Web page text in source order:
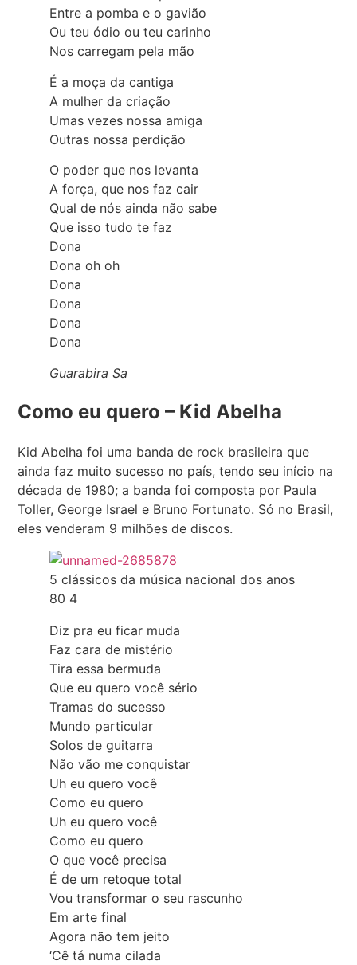
Entre a pomba e o gavião
Ou teu ódio ou teu carinho
Nos carregam pela mão
É a moça da cantiga
A mulher da criação
Umas vezes nossa amiga
Outras nossa perdição
O poder que nos levanta
A força, que nos faz cair
Qual de nós ainda não sabe
Que isso tudo te faz
Dona
Dona oh oh
Dona
Dona
Dona
Dona
Guarabira Sa
Como eu quero – Kid Abelha
Kid Abelha foi uma banda de rock brasileira que
ainda faz muito sucesso no país, tendo seu início na
década de 1980; a banda foi composta por Paula
Toller, George Israel e Bruno Fortunato. Só no Brasil,
eles venderam 9 milhões de discos.
5 clássicos da música nacional dos anos
80 4
Diz pra eu ficar muda
Faz cara de mistério
Tira essa bermuda
Que eu quero você sério
Tramas do sucesso
Mundo particular
Solos de guitarra
Não vão me conquistar
Uh eu quero você
Como eu quero
Uh eu quero você
Como eu quero
O que você precisa
É de um retoque total
Vou transformar o seu rascunho
Em arte final
Agora não tem jeito
‘Cê tá numa cilada